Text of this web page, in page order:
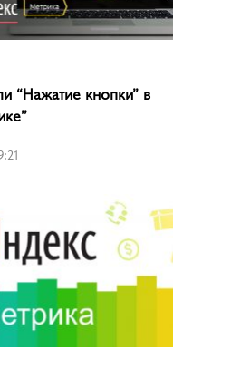
“Нажатие кнопки” в